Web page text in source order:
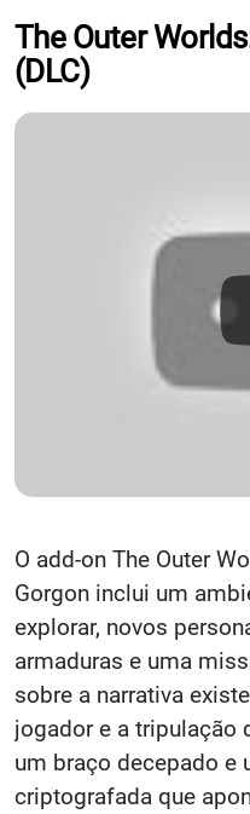
The Outer
(DLC)
O add-on The Outer
Gorgon inclui um
explorar, novos
armaduras e uma
sobre a narrativa
jogador e a tripulação
um braço decepado e
criptografada que